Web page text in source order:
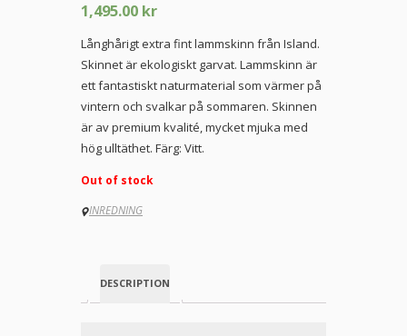
1,495.00 kr
Långhårigt extra fint lammskinn från Island.
Skinnet är ekologiskt garvat. Lammskinn är
ett fantastiskt naturmaterial som värmer på
vintern och svalkar på sommaren. Skinnen
är av premium kvalité, mycket mjuka med
hög ulltäthet. Färg: Vitt.
Out of stock
INREDNING
DESCRIPTION